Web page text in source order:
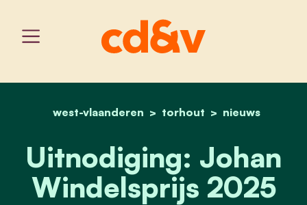
home
west-vlaanderen torhout nieuws
johan windelsprijs 2025
Uitnodiging: Johan
Windelsprijs 2025